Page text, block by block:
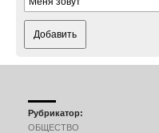
Добавить
Рубрикатор:
ОБЩЕСТВО